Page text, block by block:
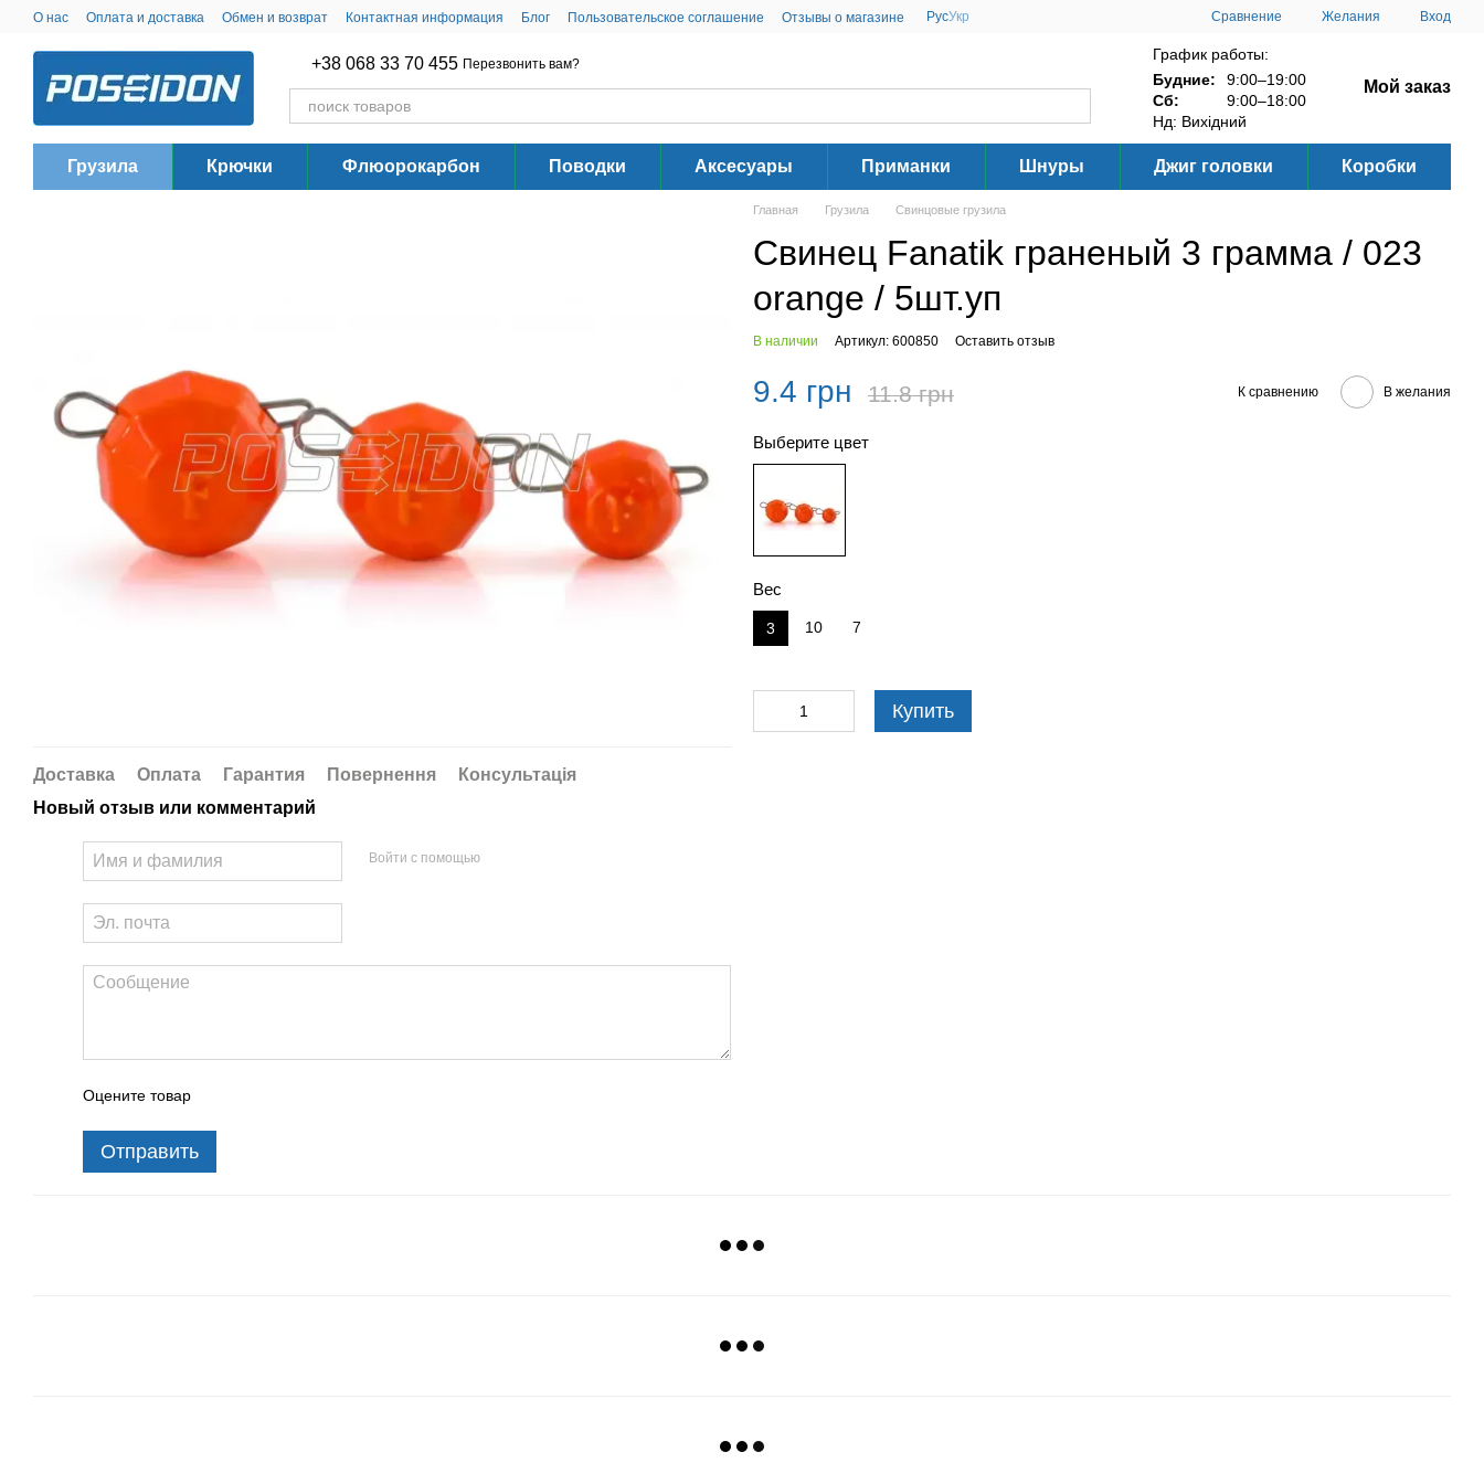
Перейти к основному контенту
О нас Оплата и доставка Обмен и возврат Контактная информация Блог Пользовательское соглашение Отзывы о магазине РусУкр Сравнение Желания Вход
+38 068 33 70 455 Перезвонить вам?
График работы:
Будние:
9:00–19:00
Сб:
9:00–18:00
Нд: Вихідний
Мой заказ
Грузила Крючки Флюорокарбон Поводки Аксесуары Приманки Шнуры Джиг головки Коробки
Доставка Оплата Гарантия Повернення
Консультація
Новый отзыв или комментарий
Войти с помощью
Оцените товар
Отправить
Главная Грузила Свинцовые грузила
Свинец Fanatik граненый 3 грамма / 023
orange / 5шт.уп
В наличии Артикул: 600850 Оставить отзыв
9.4 грн 11.8 грн К сравнению В желания
Выберите цвет
Вес
3 10 7
Купить